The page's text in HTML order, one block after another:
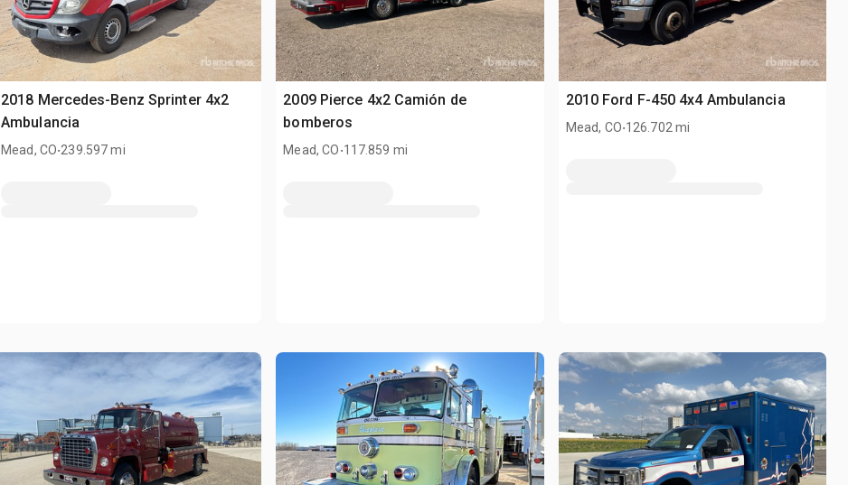
2018 Mercedes-Benz Sprinter 4x2
Ambulancia
Mead, CO.239.597 mi
2009 Pierce 4x2 Camión de
bomberos
Mead, CO.117.859 mi
2010 Ford F-450 4x4 Ambulancia
Mead, CO.126.702 mi